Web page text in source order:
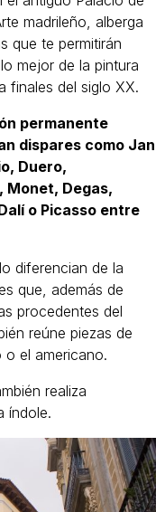
madrileño, alberga
que te permitirán
mejor de la pintura
finales del siglo XX.
permanente
dispares como Jan
Duero,
Monet, Degas,
o Picasso entre
diferencian de la
que, además de
procedentes del
reúne piezas de
el americano.
realiza
índole.